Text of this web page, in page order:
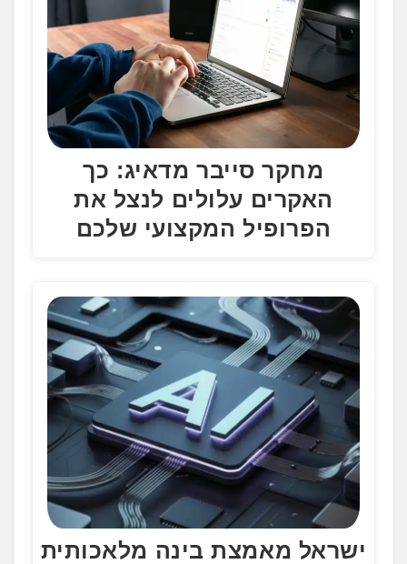
מחקר סייבר מדאיג: כך
האקרים עלולים לנצל את
הפרופיל המקצועי שלכם
ישראל מאמצת בינה מלאכותית